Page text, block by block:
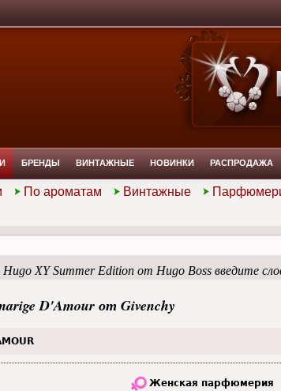
D'Amour от Givenchy
Женская парфюмерия
БРЕНДЫ ВИНТАЖНЫЕ НОВИНКИ РАСПРОДАЖА
По ароматам Винтажные
XY Summer Edition от Hugo Boss введите